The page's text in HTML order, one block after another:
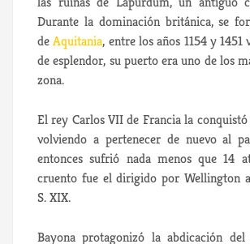
Durante la dominación británica, se
deAquitania, entre los años 1154 y 1451
de esplendor, su puerto era uno de los
zona.
El rey Carlos VII de Francia la conquistó
volviendo a pertenecer de nuevo al
entonces sufrió nada menos que 14
cruento fue el dirigido por Wellington
S. XIX.
Bayona protagonizó la abdicación